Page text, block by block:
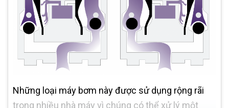
Những loại máy bơm này được sử dụng rộng rãi
trong nhiều nhà máy vì chúng có thể xử lý một